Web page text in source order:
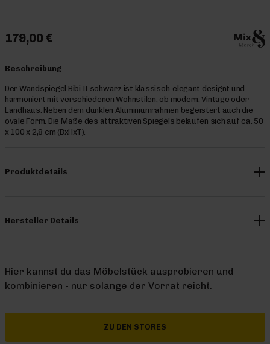
179,00 €
Beschreibung
Der Wandspiegel Bibi II schwarz ist klassisch-elegant designt und
harmoniert mit verschiedenen Wohnstilen, ob modern, Vintage oder
Landhaus. Neben dem dunklen Aluminiumrahmen begeistert auch die
ovale Form. Die Maße des attraktiven Spiegels belaufen sich auf ca. 50
x 100 x 2,8 cm (BxHxT).
Produktdetails
Hersteller Details
Hier kannst du das Möbelstück ausprobieren und
kombinieren - nur solange der Vorrat reicht.
ZU DEN STORES